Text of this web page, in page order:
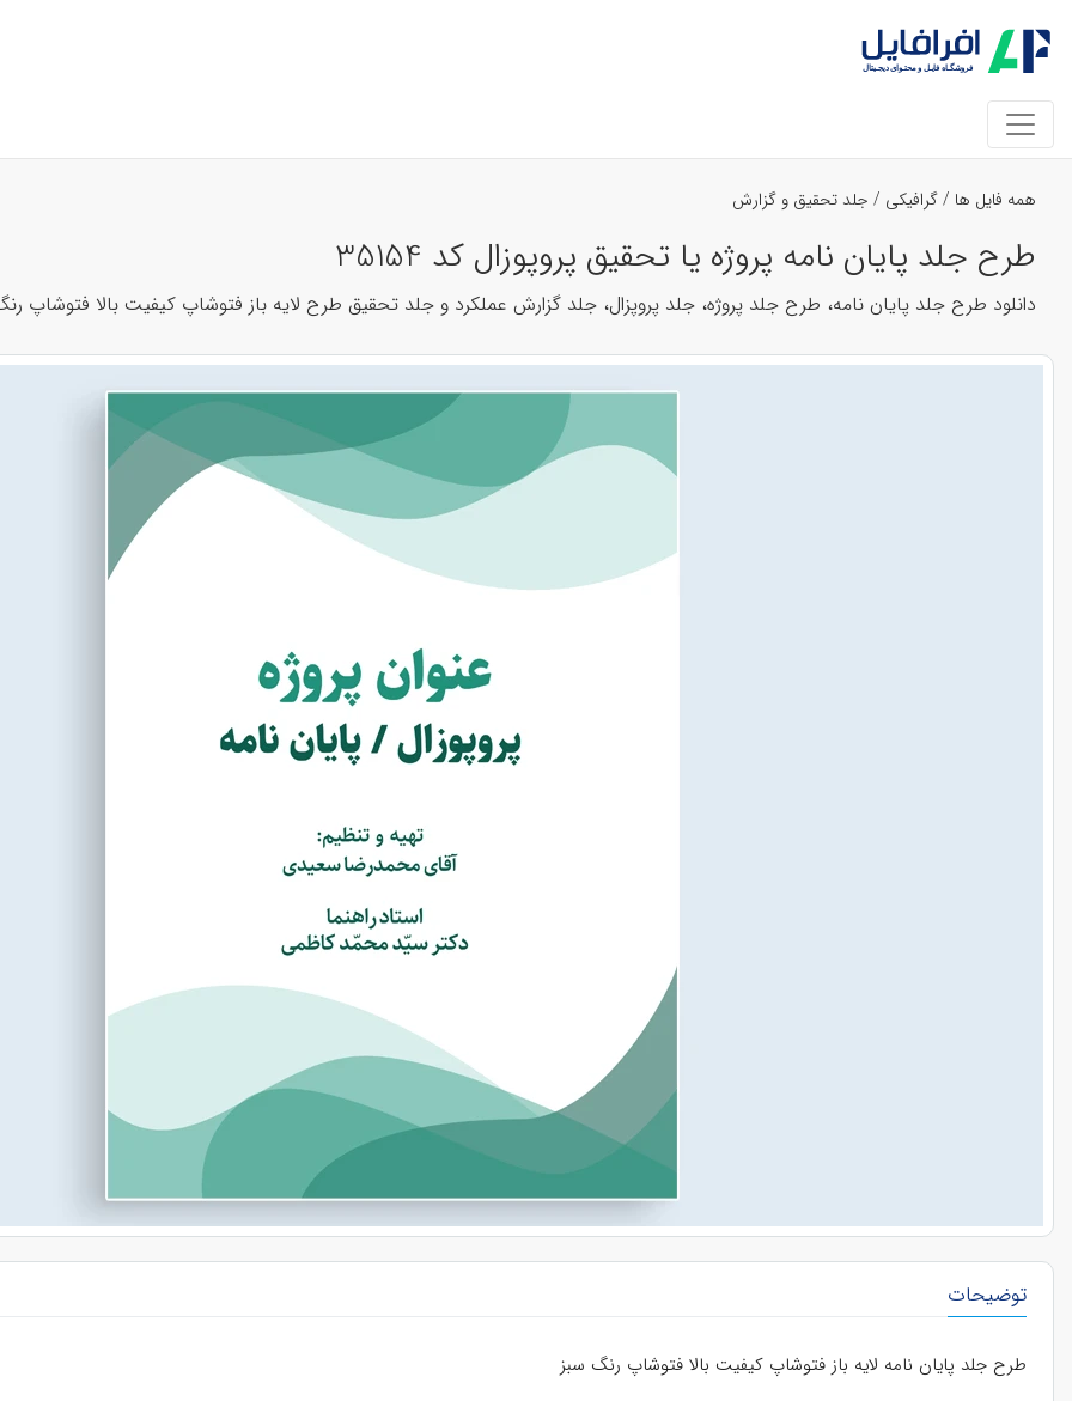
همه فایل ها /گرافیکی / جلد تحقیق و گزارش
طرح جلد پایان نامه پروژه یا تحقیق پروپوزال کد 35154
دانلود طرح جلد پایان نامه، طرح جلد پروژه، جلد پروپزال، جلد گزارش عملکرد و جلد تحقیق طرح لایه باز فتوشاپ کیفیت بالا فتوشاپ
توضیحات
طرح جلد پایان نامه لایه باز فتوشاپ کیفیت بالا فتوشاپ رنگ سبز